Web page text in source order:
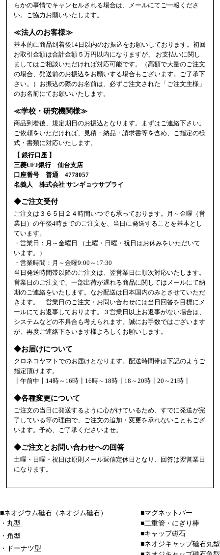
らかの事情でキャンセルされる場合は、メールにてご一報くださ
い。ご協力お願いいたします。
≪法人のお客様≫
基本的に商品到着後14日以内のお振込をお願いしております。初回
お取引金額は合計金額５万円以内になりますが、 お支払いに関し
ましてはご相談いただければ対応可能です。（高額で大量のご注文
の場合、発送前のお振込をお願いする場合もございます。ご了承下
さい。）お振込の際のお名前は、必ずご注文された「ご注文主様」
のお名前にてお願いいたします。
≪学校・研究機関様≫
商品到着後、規定期日のお振込となります。まずはご連絡下さい。
ご依頼をいただければ、見積・納品・請求書等を含め、ご指定の様
式・書類に対応いたします。
【 銀行口座 】
三菱UFJ銀行 仙台支店
口座番号 普通 4778057
名義人 株式会社 サンギョウサプライ
◆ご注文受付
ご注文は３６５日２４時間いつでも承っております。月～金曜（営
業日）の午後4時までのご注文を、当日に発送することを基本とし
ています。
・営業日：月～金曜日 （土曜・日曜・祝日はお休みをいただいて
います。）
・営業時間：月～金曜9:00～17:30
当日発送時間帯以降のご注文は、翌営業日に順次対応いたします。
営業日のご注文で、一部出荷が遅れる商品に関してはメールにて納
期のご連絡をいたします。なお配送は日本国内のみとさせていただ
きます。 営業日のご注文・お問い合わせには当日回答を目標にメ
ールにてお返事しております。３営業日以上お返事がない場合は、
システムなどの不具合も考えられます。誠にお手数ではございます
が、再度ご連絡下さいます様よろしくお願いします。
◆お届けについて
クロネコヤマトでのお届けとなります。配送時間帯は下記のようご
指定頂けます。
┃午前中┃14時～16時┃16時～18時┃18～20時┃20～21時┃
◆各種変更について
ご注文の当日に発送するように心がけているため、すでに発送が完
了している等の理由で、ご注文の追加・変更を承れないこともござ
います。予め、ご了承くださいませ。
◆ご注文とお問い合わせへの回答
土曜・日曜・祝日は原則メール返信定休日となり、回答は翌営業日
になります。
■ネオジウム磁石（ネオジム磁石）
・丸型
・角型
・ドーナツ型
■マグネットバー
■二重管・にぎり棒
■キャップ磁石
■ネオジキャップ磁石丸型